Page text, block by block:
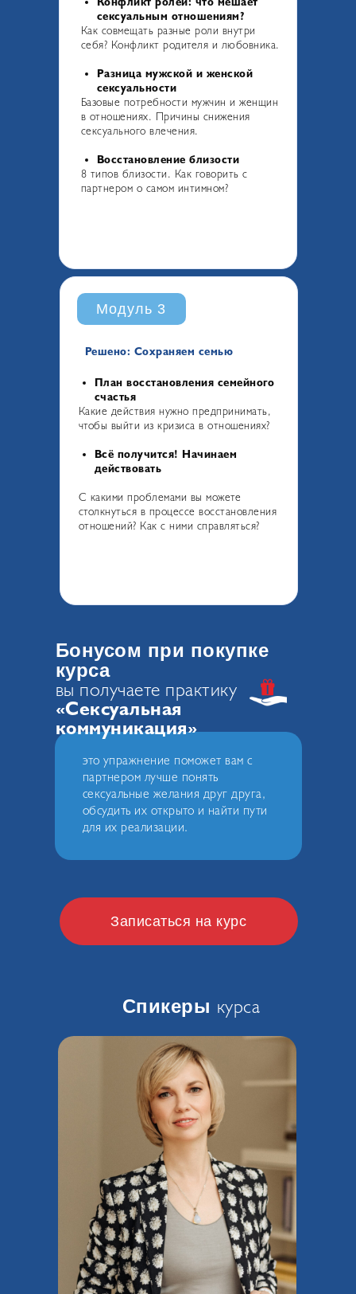
План восстановления семейного
счастья
Какие действия нужно предпринимать,
чтобы выйти из кризиса в отношениях?
Всё получится! Начинаем
действовать
С какими проблемами вы можете
столкнуться в процессе восстановления
отношений? Как с ними справляться?
Решено: Сохраняем семью
Модуль 3
сексуальным отношениям?
Как совмещать разные роли внутри
себя? Конфликт родителя и любовника.
Разница мужской и женской
сексуальности
Базовые потребности мужчин и женщин
в отношениях. Причины снижения
сексуального влечения.
Восстановление близости
8 типов близости. Как говорить с
партнером о самом интимном?
Бонусом при покупке
курса
вы получаете практику
«Сексуальная
коммуникация»
это упражнение поможет вам с
партнером лучше понять
сексуальные желания друг друга,
обсудить их открыто и найти пути
для их реализации.
Записаться на курс
Спикеры курса